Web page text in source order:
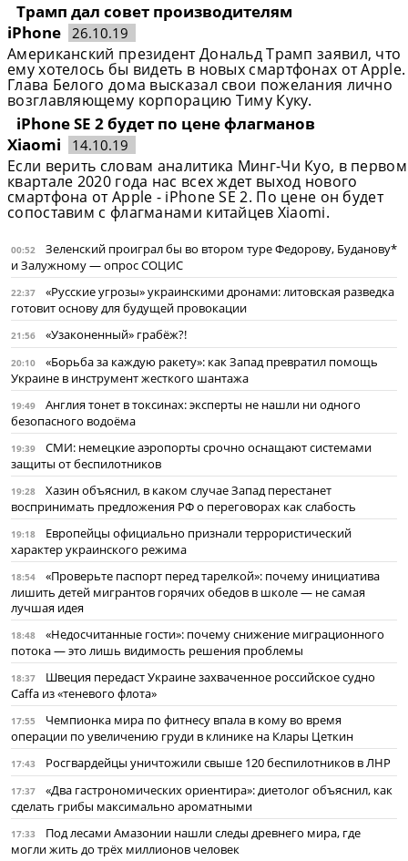
Трамп дал совет производителям
iPhone 26.10.19
Американский президент Дональд Трамп заявил, что
ему хотелось бы видеть в новых смартфонах от Apple.
Глава Белого дома высказал свои пожелания лично
возглавляющему корпорацию Тиму Куку.
iPhone SE 2 будет по цене флагманов
Xiaomi
14.10.19
Если верить словам аналитика Минг-Чи Куо, в первом
квартале 2020 года нас всех ждет выход нового
смартфона от Apple - iPhone SE 2. По цене он будет
сопоставим с флагманами китайцев Xiaomi.
00:52
Зеленский проиграл бы во втором туре Федорову, Буданову*
и Залужному — опрос СОЦИС
22:37
«Русские угрозы» украинскими дронами: литовская разведка
готовит основу для будущей провокации
21:56 «Узаконенный» грабёж?!
20:10
«Борьба за каждую ракету»: как Запад превратил помощь
Украине в инструмент жесткого шантажа
19:49
Англия тонет в токсинах: эксперты не нашли ни одного
безопасного водоёма
19:39
СМИ: немецкие аэропорты срочно оснащают системами
защиты от беспилотников
19:28
Хазин объяснил, в каком случае Запад перестанет
воспринимать предложения РФ о переговорах как слабость
19:18
Европейцы официально признали террористический
характер украинского режима
18:54
«Проверьте паспорт перед тарелкой»: почему инициатива
лишить детей мигрантов горячих обедов в школе — не самая
лучшая идея
18:48
«Недосчитанные гости»: почему снижение миграционного
потока — это лишь видимость решения проблемы
18:37
Швеция передаст Украине захваченное российское судно
Caffa из «теневого флота»
17:55
Чемпионка мира по фитнесу впала в кому во время
операции по увеличению груди в клинике на Клары Цеткин
17:43 Росгвардейцы уничтожили свыше 120 беспилотников в ЛНР
17:37
«Два гастрономических ориентира»: диетолог объяснил, как
сделать грибы максимально ароматными
17:33
Под лесами Амазонии нашли следы древнего мира, где
могли жить до трёх миллионов человек